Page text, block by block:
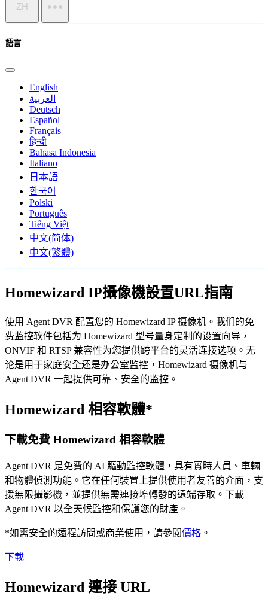
ZH
語言
English
العربية
Deutsch
Español
Français
हिन्दी
Bahasa Indonesia
Italiano
日本語
한국어
Polski
Português
Tiếng Việt
中文(简体)
中文(繁體)
Homewizard IP攝像機設置URL指南
使用 Agent DVR 配置您的 Homewizard IP 摄像机。我们的免
费监控软件包括为 Homewizard 型号量身定制的设置向导，
ONVIF 和 RTSP 兼容性为您提供跨平台的灵活连接选项。无
论是用于家庭安全还是办公室监控，Homewizard 摄像机与
Agent DVR 一起提供可靠、安全的监控。
Homewizard 相容軟體*
下載免費 Homewizard 相容軟體
Agent DVR 是免費的 AI 驅動監控軟體，具有實時人員、車輛
和物體偵測功能。它在任何裝置上提供使用者友善的介面，支
援無限攝影機，並提供無需連接埠轉發的遠端存取。下載
Agent DVR 以全天候監控和保護您的財產。
*如需安全的遠程訪問或商業使用，請參閱價格 。
下載
Homewizard 連接 URL